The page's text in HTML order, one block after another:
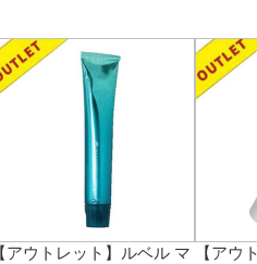
【アウトレット】ルベル マ
【アウ